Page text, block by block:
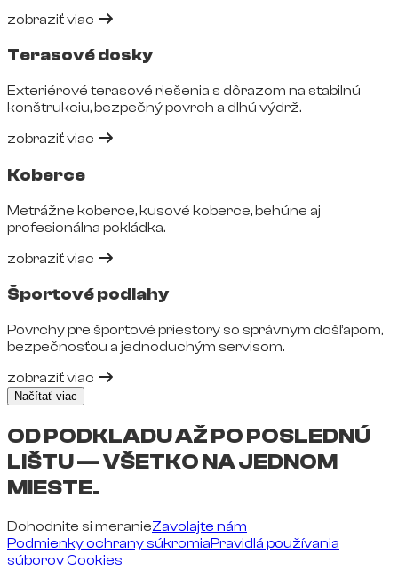
zobraziť viac
Terasové dosky
Exteriérové terasové riešenia s dôrazom na stabilnú
konštrukciu, bezpečný povrch a dlhú výdrž.
zobraziť viac
Koberce
Metrážne koberce, kusové koberce, behúne aj
profesionálna pokládka.
zobraziť viac
Športové podlahy
Povrchy pre športové priestory so správnym došľapom,
bezpečnosťou a jednoduchým servisom.
zobraziť viac
Načítať viac
OD PODKLADU AŽ PO POSLEDNÚ
LIŠTU — VŠETKO NA JEDNOM
MIESTE.
Dohodnite si meranieZavolajte nám
Podmienky ochrany súkromiaPravidlá používania
súborov Cookies